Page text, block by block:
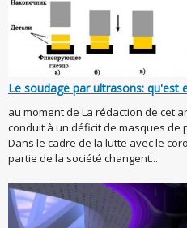
Le soudage par ultrasons: qu'est
au moment de La rédaction de cet
conduit à un déficit de masques de
Dans le cadre de la lutte avec le
partie de la société changent...